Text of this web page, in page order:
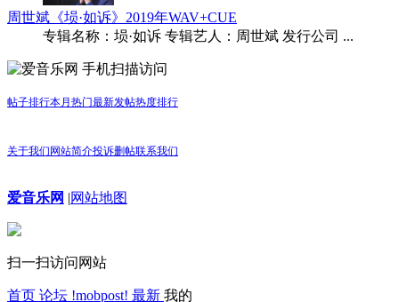
周世斌《埙·如诉》2019年WAV+CUE
专辑名称：埙·如诉 专辑艺人：周世斌 发行公司 ...
手机扫描访问
帖子排行本月热门最新发帖热度排行
关于我们 网站简介投诉删帖联系我们
爱音乐网 |网站地图
扫一扫访问网站
首页 论坛 !mobpost! 最新 我的